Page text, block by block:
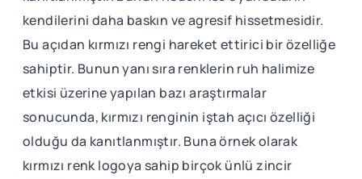
kendilerini daha baskın ve agresif hissetmesidir.
Bu açıdan kırmızı rengi hareket ettirici bir özelliğe
sahiptir. Bunun yanı sıra renklerin ruh halimize
etkisi üzerine yapılan bazı araştırmalar
sonucunda, kırmızı renginin iştah açıcı özelliği
olduğu da kanıtlanmıştır. Buna örnek olarak
kırmızı renk logoya sahip birçok ünlü zincir